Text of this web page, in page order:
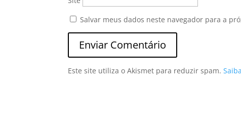
Salvar meus dados neste navegador para a
Este site utiliza o Akismet para reduzir spam.